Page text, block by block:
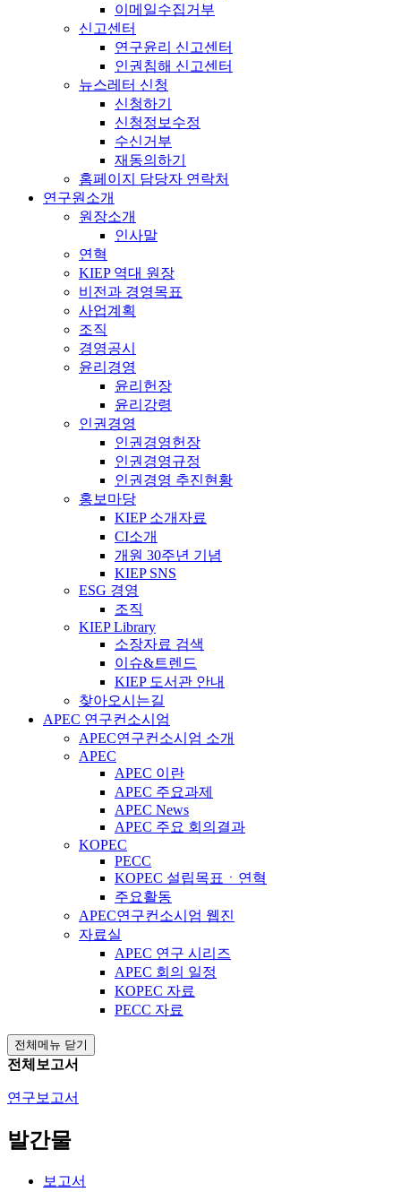
이메일수집거부
신고센터
연구윤리 신고센터
인권침해 신고센터
뉴스레터 신청
신청하기
신청정보수정
수신거부
재동의하기
홈페이지 담당자 연락처
연구원소개
원장소개
인사말
연혁
KIEP 역대 원장
비전과 경영목표
사업계획
조직
경영공시
윤리경영
윤리헌장
윤리강령
인권경영
인권경영헌장
인권경영규정
인권경영 추진현황
홍보마당
KIEP 소개자료
CI소개
개원 30주년 기념
KIEP SNS
ESG 경영
조직
KIEP Library
소장자료 검색
이슈&트렌드
KIEP 도서관 안내
찾아오시는길
APEC 연구컨소시엄
APEC연구컨소시엄 소개
APEC
APEC 이란
APEC 주요과제
APEC News
APEC 주요 회의결과
KOPEC
PECC
KOPEC 설립목표ㆍ연혁
주요활동
APEC연구컨소시엄 웹진
자료실
APEC 연구 시리즈
APEC 회의 일정
KOPEC 자료
PECC 자료
전체메뉴 닫기
전체보고서
연구보고서
발간물
보고서